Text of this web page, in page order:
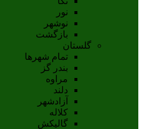
نور
نوشهر
بازگشت
گلستان
تمام شهر‌ها
بندر گز
مراوه
دلند
آزادشهر
کلاله
گالیکش